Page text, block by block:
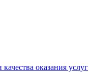
оказания услуг